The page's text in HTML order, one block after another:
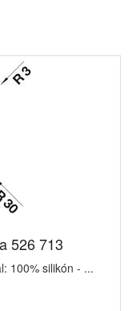
526 713
100% silikón - ...